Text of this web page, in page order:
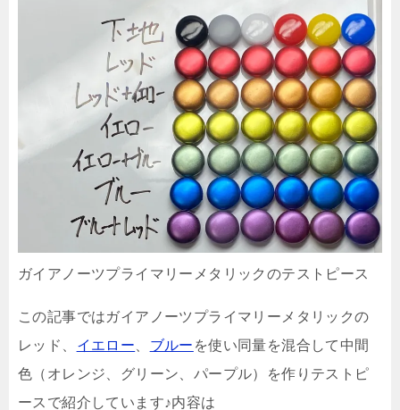
ガイアノーツプライマリーメタリックのテストピース
この記事ではガイアノーツプライマリーメタリックの
レッド、 イエロー ブルー を使い同量を混合して中間
色（オレンジ、グリーン、パープル）を作りテストピ
ースで紹介しています♪内容は